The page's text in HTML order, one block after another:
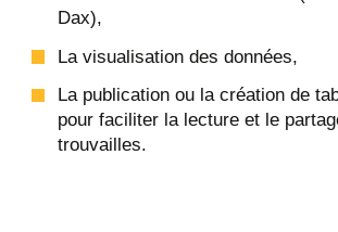
Dax),
La visualisation des données,
La publication ou la création de
pour faciliter la lecture et le
trouvailles.